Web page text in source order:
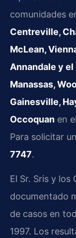
comunidades
Centreville,
McLean,
Annandale y
Manassas,
Gainesville,
Occoquan en
Para solicitar
7747.
El Sr. Sris y los
documentado
de casos en
1997. Los